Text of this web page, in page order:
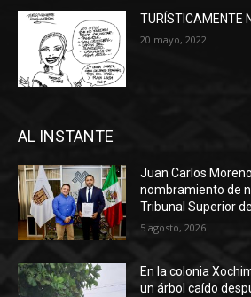
TURÍSTICAMENTE
20 mayo, 2022
AL INSTANTE
Juan Carlos
nombramiento de
Tribunal Superior
5 agosto, 2026
En la colonia
un árbol caído